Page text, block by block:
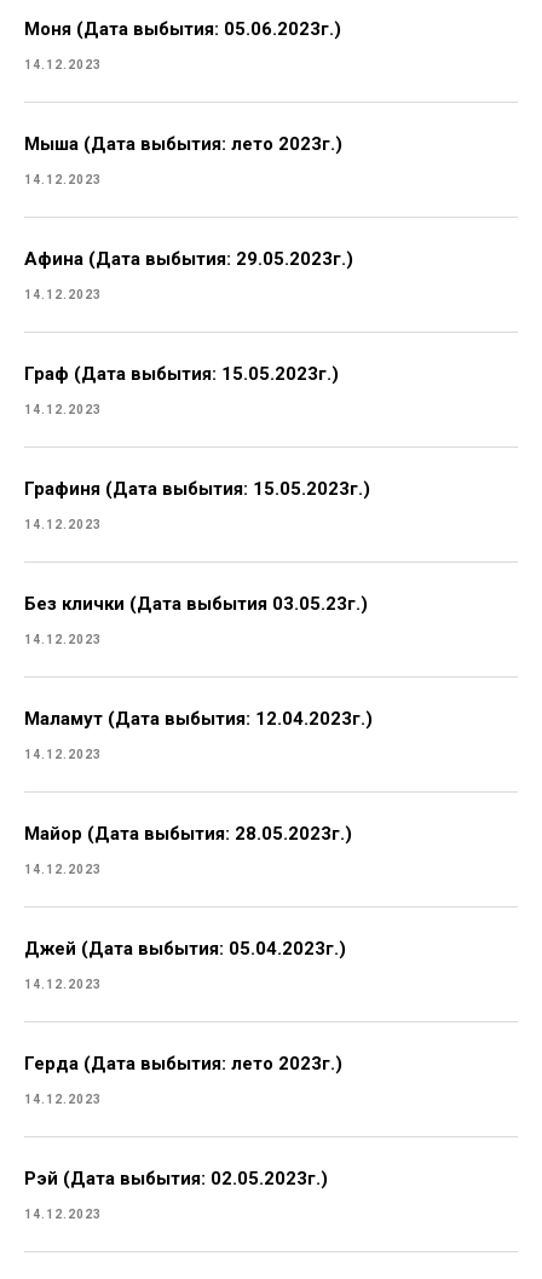
Моня (Дата выбытия: 05.06.2023г.)
14.12.2023
Мыша (Дата выбытия: лето 2023г.)
14.12.2023
Афина (Дата выбытия: 29.05.2023г.)
14.12.2023
Граф (Дата выбытия: 15.05.2023г.)
14.12.2023
Графиня (Дата выбытия: 15.05.2023г.)
14.12.2023
Без клички (Дата выбытия 03.05.23г.)
14.12.2023
Маламут (Дата выбытия: 12.04.2023г.)
14.12.2023
Майор (Дата выбытия: 28.05.2023г.)
14.12.2023
Джей (Дата выбытия: 05.04.2023г.)
14.12.2023
Герда (Дата выбытия: лето 2023г.)
14.12.2023
Рэй (Дата выбытия: 02.05.2023г.)
14.12.2023